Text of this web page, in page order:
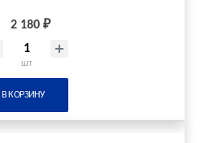
2 180 ₽
шт
В КОРЗИНУ